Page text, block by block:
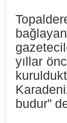
yıllar
budur”